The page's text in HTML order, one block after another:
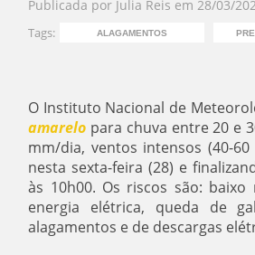
Publicada por Julia Reis em 28/03/
Tags: ALAGAMENTOS
O Instituto Nacional de
amarelo para chuva entre 20 e
mm/dia, ventos intensos (40-
nesta sexta-feira (28) e
às 10h00. Os riscos são:
energia elétrica, queda de
alagamentos e de descargas